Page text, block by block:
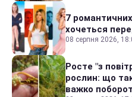
7
хочеться
08 серпня 2026,
Росте "з
рослин: що
важко